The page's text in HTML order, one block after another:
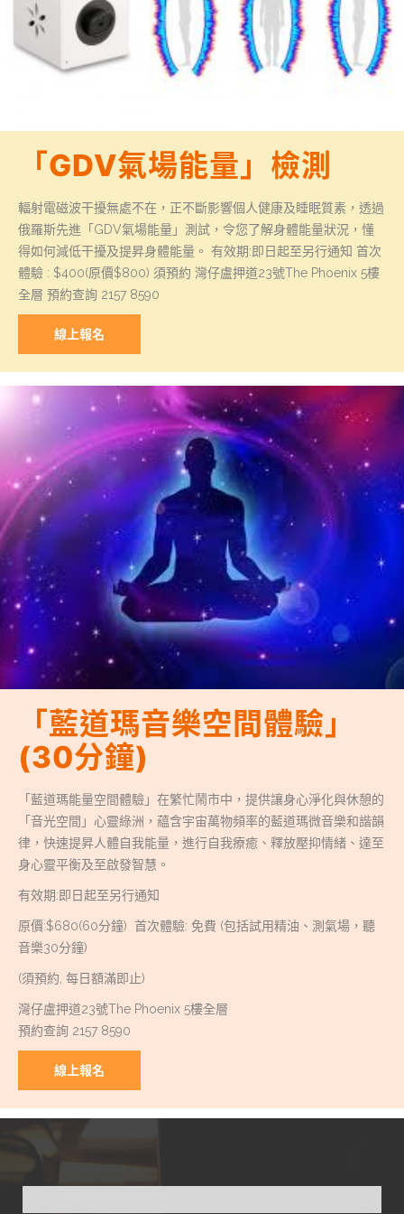
「GDV氣場能量」檢測
輻射電磁波干擾無處不在，正不斷影響個人健康及睡眠質素，透過
俄羅斯先進「GDV氣場能量」測試，令您了解身體能量狀況，懂
得如何減低干擾及提昇身體能量。 有效期:即日起至另行通知 首次
體驗 : $400(原價$800) 須預約 灣仔盧押道23號The Phoenix 5樓
全層 預約查詢 2157 8590
線上報名
「藍道瑪音樂空間體驗」
(30分鐘)
「藍道瑪能量空間體驗」在繁忙鬧市中，提供讓身心淨化與休憩的
「音光空間」心靈綠洲，藴含宇宙萬物頻率的藍道瑪微音樂和諧韻
律，快速提昇人體自我能量，進行自我療癒、釋放壓抑情緒、達至
身心靈平衡及至啟發智慧。
有效期:即日起至另行通知
原價:$680(60分鐘) 首次體驗: 免費 (包括試用精油、測氣場，聽
音樂30分鐘)
(須預約, 每日額滿即止)
灣仔盧押道23號The Phoenix 5樓全層
預約查詢 2157 8590
線上報名